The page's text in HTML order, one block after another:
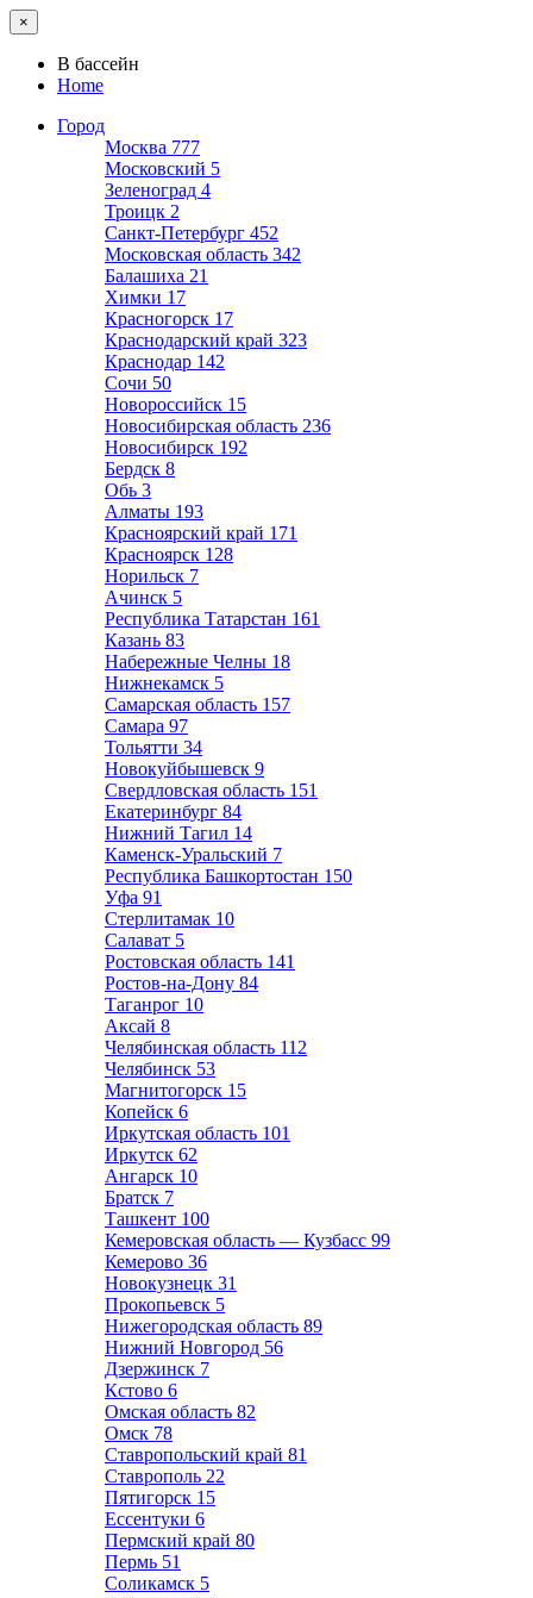
×
В бассейн
Home
Город
Москва 777
Московский 5
Зеленоград 4
Троицк 2
Санкт-Петербург 452
Московская область 342
Балашиха 21
Химки 17
Красногорск 17
Краснодарский край 323
Краснодар 142
Сочи 50
Новороссийск 15
Новосибирская область 236
Новосибирск 192
Бердск 8
Обь 3
Алматы 193
Красноярский край 171
Красноярск 128
Норильск 7
Ачинск 5
Республика Татарстан 161
Казань 83
Набережные Челны 18
Нижнекамск 5
Самарская область 157
Самара 97
Тольятти 34
Новокуйбышевск 9
Свердловская область 151
Екатеринбург 84
Нижний Тагил 14
Каменск-Уральский 7
Республика Башкортостан 150
Уфа 91
Стерлитамак 10
Салават 5
Ростовская область 141
Ростов-на-Дону 84
Таганрог 10
Аксай 8
Челябинская область 112
Челябинск 53
Магнитогорск 15
Копейск 6
Иркутская область 101
Иркутск 62
Ангарск 10
Братск 7
Ташкент 100
Кемеровская область — Кузбасс 99
Кемерово 36
Новокузнецк 31
Прокопьевск 5
Нижегородская область 89
Нижний Новгород 56
Дзержинск 7
Кстово 6
Омская область 82
Омск 78
Ставропольский край 81
Ставрополь 22
Пятигорск 15
Ессентуки 6
Пермский край 80
Пермь 51
Соликамск 5